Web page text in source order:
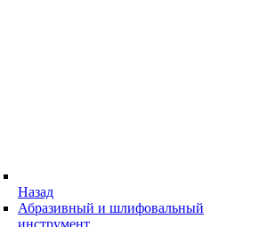
Назад
Абразивный и шлифовальный
инструмент